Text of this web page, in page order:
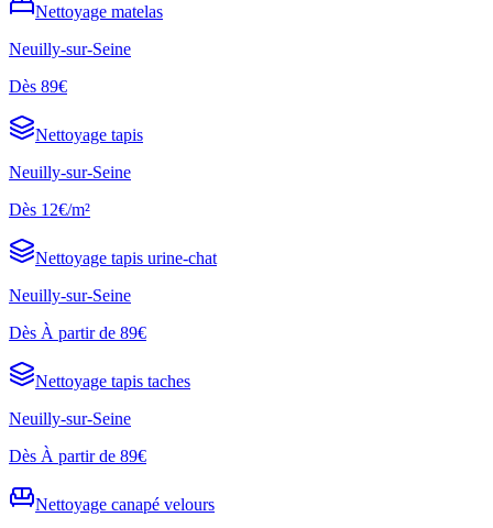
Nettoyage matelas
Neuilly-sur-Seine
Dès 89€
Nettoyage tapis
Neuilly-sur-Seine
Dès 12€/m²
Nettoyage tapis urine-chat
Neuilly-sur-Seine
Dès À partir de 89€
Nettoyage tapis taches
Neuilly-sur-Seine
Dès À partir de 89€
Nettoyage canapé velours